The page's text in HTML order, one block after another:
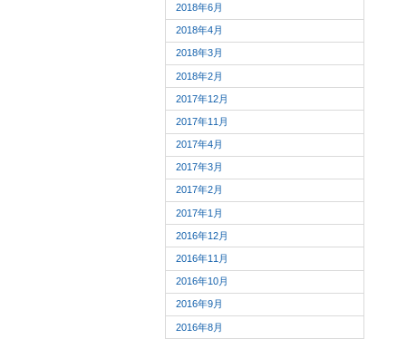
2018年6月
2018年4月
2018年3月
2018年2月
2017年12月
2017年11月
2017年4月
2017年3月
2017年2月
2017年1月
2016年12月
2016年11月
2016年10月
2016年9月
2016年8月